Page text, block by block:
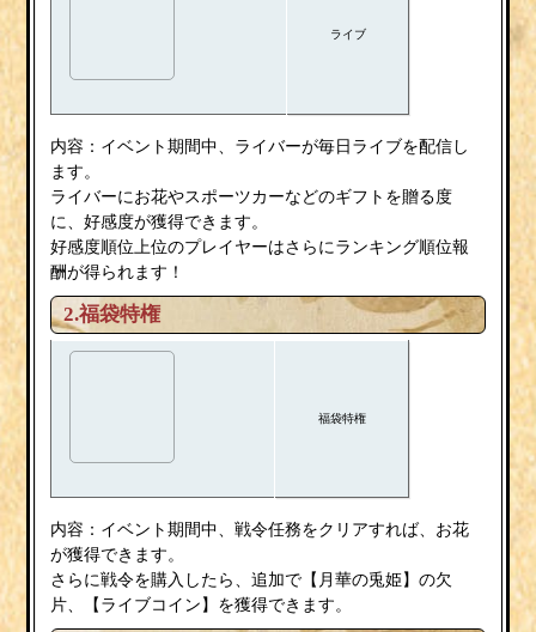
ライブ
内容：イベント期間中、ライバーが毎日ライブを配信し
ます。
ライバーにお花やスポーツカーなどのギフトを贈る度
に、好感度が獲得できます。
好感度順位上位のプレイヤーはさらにランキング順位報
酬が得られます！
2.福袋特権
福袋特権
内容：イベント期間中、戦令任務をクリアすれば、お花
が獲得できます。
さらに戦令を購入したら、追加で【月華の兎姫】の欠
片、【ライブコイン】を獲得できます。